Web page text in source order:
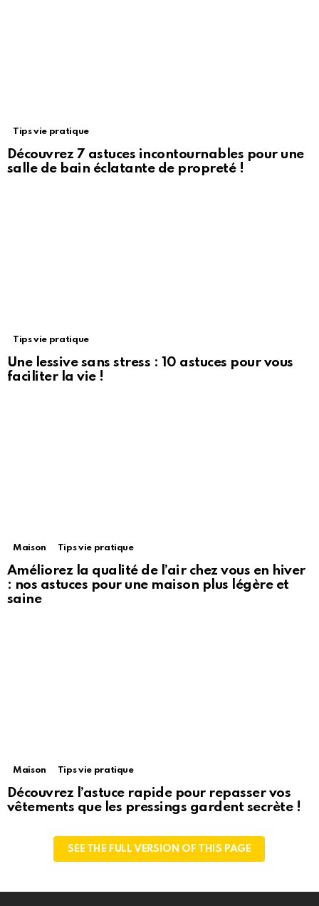
Tips vie pratique
Découvrez 7 astuces incontournables pour une
salle de bain éclatante de propreté !
Tips vie pratique
Une lessive sans stress : 10 astuces pour vous
faciliter la vie !
Maison Tips vie pratique
Améliorez la qualité de l’air chez vous en hiver
: nos astuces pour une maison plus légère et
saine
Maison Tips vie pratique
Découvrez l’astuce rapide pour repasser vos
vêtements que les pressings gardent secrète !
SEE THE FULL VERSION OF THIS PAGE